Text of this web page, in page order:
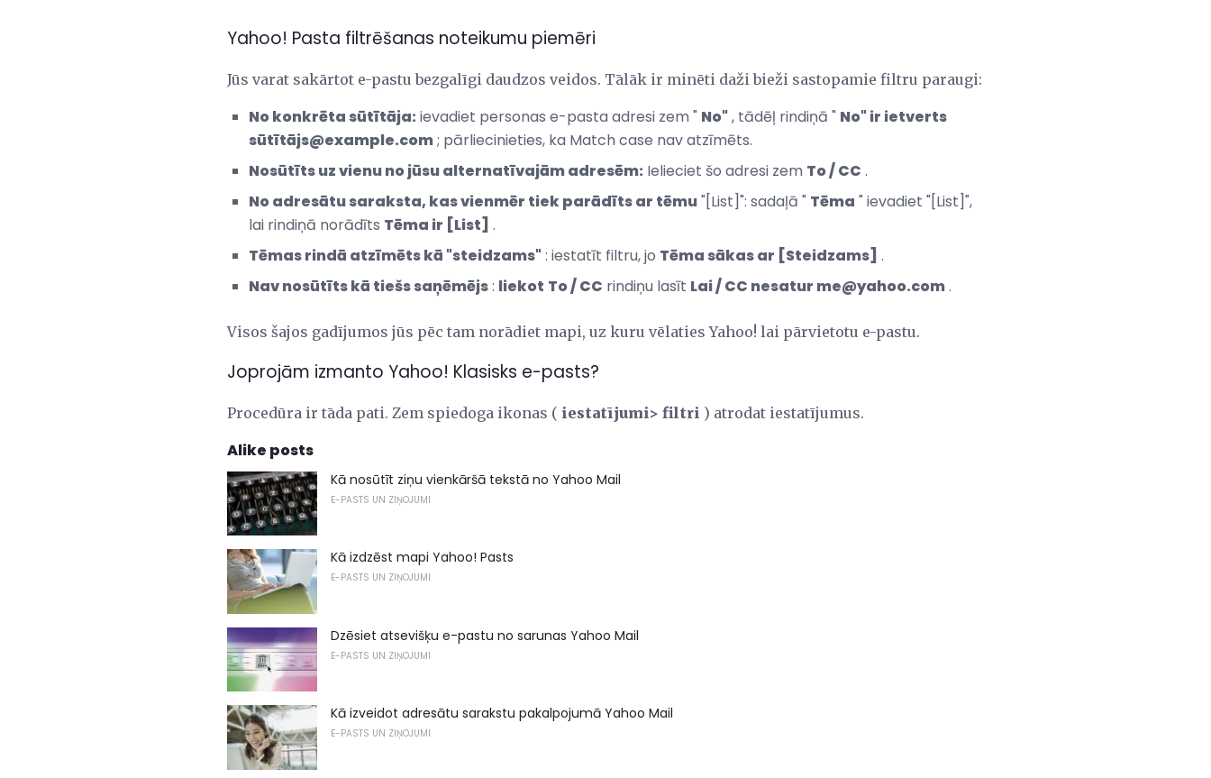
Yahoo! Pasta filtrēšanas noteikumu piemēri
Jūs varat sakārtot e-pastu bezgalīgi daudzos veidos. Tālāk ir minēti daži bieži sastopamie filtru paraugi:
No konkrēta sūtītāja: ievadiet personas e-pasta adresi zem " No", tādēļ rindiņā " No" ir ietverts
sūtītājs@example.com; pārliecinieties, ka Match case nav atzīmēts.
Nosūtīts uz vienu no jūsu alternatīvajām adresēm: Ielieciet šo adresi zem To / CC .
No adresātu saraksta, kas vienmēr tiek parādīts ar tēmu"[List]": sadaļā " Tēma " ievadiet "[List]",
lai rindiņā norādīts Tēma ir [List] .
Tēmas rindā atzīmēts kā "steidzams": iestatīt filtru, jo Tēma sākas ar [Steidzams] .
Nav nosūtīts kā tiešs saņēmējs: liekot To / CC rindiņu lasīt Lai / CC nesatur me@yahoo.com.
Visos šajos gadījumos jūs pēc tam norādiet mapi, uz kuru vēlaties Yahoo! lai pārvietotu e-pastu.
Joprojām izmanto Yahoo! Klasisks e-pasts?
Procedūra ir tāda pati. Zem spiedoga ikonas ( iestatījumi> filtri ) atrodat iestatījumus.
Alike posts
Kā nosūtīt ziņu vienkāršā tekstā no Yahoo Mail
E-PASTS UN ZIŅOJUMI
Kā izdzēst mapi Yahoo! Pasts
E-PASTS UN ZIŅOJUMI
Dzēsiet atsevišķu e-pastu no sarunas Yahoo Mail
E-PASTS UN ZIŅOJUMI
Kā izveidot adresātu sarakstu pakalpojumā Yahoo Mail
E-PASTS UN ZIŅOJUMI